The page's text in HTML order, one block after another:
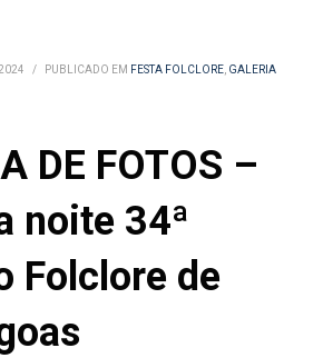
/ PUBLICADO EM FESTA FOLCLORE, GALERIA
DE FOTOS –
noite 34ª
Folclore de